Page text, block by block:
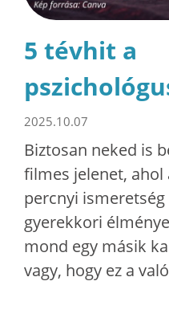
5 tévhit a
2025.10.07
Biztosan neked is
filmes jelenet, ahol
percnyi
gyerekkori
mond egy másik
vagy, hogy ez a